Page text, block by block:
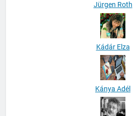
Jürgen Roth
Kádár Elza
Kánya Adél